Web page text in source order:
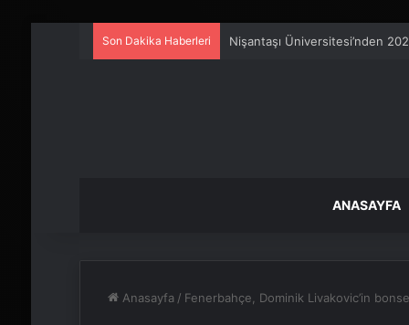
Son Dakika Haberleri Artı Kazan, Endüstriyel Buhar
ANASAYFA
Anasayfa / Fenerbahçe, Dominik Livakovic’in